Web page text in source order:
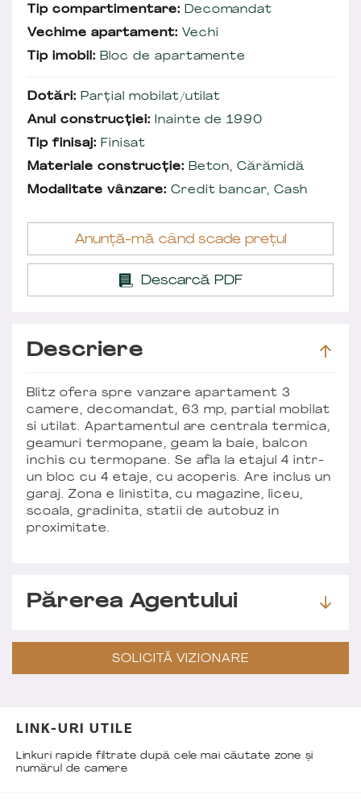
Tip compartimentare: Decomandat
Vechime apartament: Vechi
Tip imobil: Bloc de apartamente
Dotări: Parțial mobilat/utilat
Anul construcției: Inainte de 1990
Tip finisaj: Finisat
Materiale construcție: Beton, Cărămidă
Modalitate vânzare: Credit bancar, Cash
Anunță-mă când scade prețul
Descarcă PDF
Descriere
Blitz ofera spre vanzare apartament 3
camere, decomandat, 63 mp, partial mobilat
si utilat. Apartamentul are centrala termica,
geamuri termopane, geam la baie, balcon
inchis cu termopane. Se afla la etajul 4 intr-
un bloc cu 4 etaje, cu acoperis. Are inclus un
garaj. Zona e linistita, cu magazine, liceu,
scoala, gradinita, statii de autobuz in
proximitate.
Părerea Agentului
SOLICITĂ VIZIONARE
LINK-URI UTILE
Linkuri rapide filtrate după cele mai căutate zone și
numărul de camere